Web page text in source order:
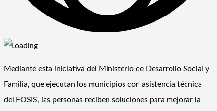
Mediante esta iniciativa del Ministerio de Desarrollo Social y
Familia, que ejecutan los municipios con asistencia técnica
del FOSIS, las personas reciben soluciones para mejorar la